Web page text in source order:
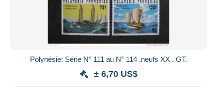
Polynésie: Série N° 111 au N° 114 ,neufs XX . GT.
± 6,70 US$